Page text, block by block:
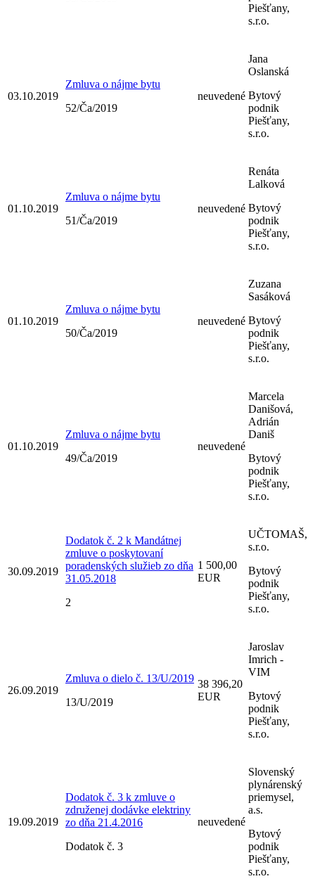
Piešťany,
s.r.o.
03.10.2019
Zmluva o nájme bytu
52/Ča/2019
neuvedené
Jana
Oslanská
Bytový
podnik
Piešťany,
s.r.o.
01.10.2019
Zmluva o nájme bytu
51/Ča/2019
neuvedené
Renáta
Lalková
Bytový
podnik
Piešťany,
s.r.o.
01.10.2019
Zmluva o nájme bytu
50/Ča/2019
neuvedené
Zuzana
Sasáková
Bytový
podnik
Piešťany,
s.r.o.
01.10.2019
Zmluva o nájme bytu
49/Ča/2019
neuvedené
Marcela
Danišová,
Adrián
Daniš
Bytový
podnik
Piešťany,
s.r.o.
30.09.2019
Dodatok č. 2 k Mandátnej
zmluve o poskytovaní
poradenských služieb zo dňa
31.05.2018
2
1 500,00
EUR
UČTOMAŠ,
s.r.o.
Bytový
podnik
Piešťany,
s.r.o.
26.09.2019
Zmluva o dielo č. 13/U/2019
13/U/2019
38 396,20
EUR
Jaroslav
Imrich -
VIM
Bytový
podnik
Piešťany,
s.r.o.
19.09.2019
Dodatok č. 3 k zmluve o
združenej dodávke elektriny
zo dňa 21.4.2016
Dodatok č. 3
neuvedené
Slovenský
plynárenský
priemysel,
a.s.
Bytový
podnik
Piešťany,
s.r.o.